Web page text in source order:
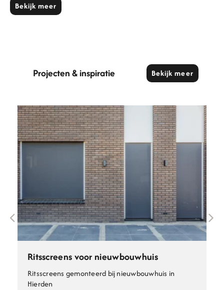
Bekijk meer
Projecten & inspiratie Bekijk meer
Ritsscreens voor nieuwbouwhuis
Ritsscreens gemonteerd bij nieuwbouwhuis in
Hierden